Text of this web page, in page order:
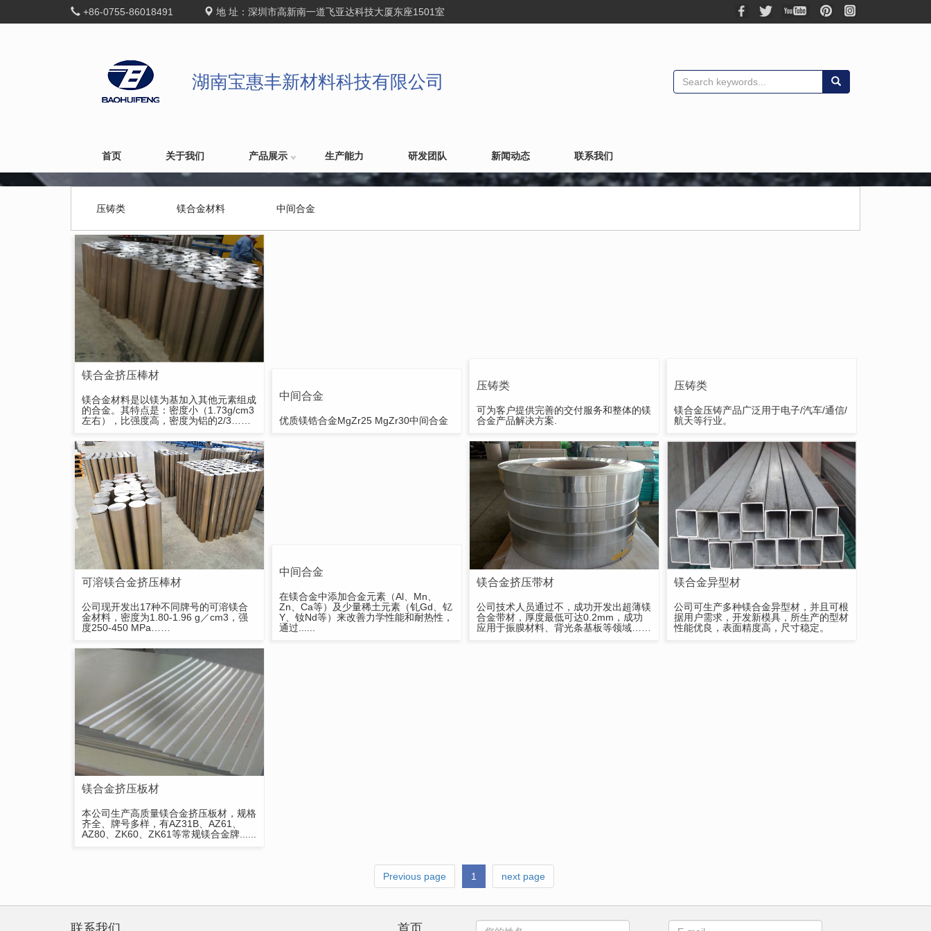
+86-0755-86018491 地 址：深圳市高新南一道飞亚达科技大厦东座1501室
湖南宝惠丰新材料科技有限公司
首页 关于我们 产品展示 生产能力 研发团队 新闻动态 联系我们
压铸类 镁合金材料 中间合金
镁合金挤压棒材
镁合金材料是以镁为基加入其他元素组成
的合金。其特点是：密度小（1.73g/cm3
左右），比强度高，密度为铝的2/3……
中间合金
优质镁锆合金MgZr25 MgZr30中间合金
压铸类
可为客户提供完善的交付服务和整体的镁
合金产品解决方案.
压铸类
镁合金压铸产品广泛用于电子/汽车/通信/
航天等行业。
可溶镁合金挤压棒材
公司现开发出17种不同牌号的可溶镁合
金材料，密度为1.80-1.96 g／cm3，强
度250-450 MPa……
中间合金
在镁合金中添加合金元素（Al、Mn、
Zn、Ca等）及少量稀土元素（钆Gd、钇
Y、钕Nd等）来改善力学性能和耐热性，
通过......
镁合金挤压带材
公司技术人员通过不，成功开发出超薄镁
合金带材，厚度最低可达0.2mm，成功
应用于振膜材料、背光条基板等领域……
镁合金异型材
公司可生产多种镁合金异型材，并且可根
据用户需求，开发新模具，所生产的型材
性能优良，表面精度高，尺寸稳定。
镁合金挤压板材
本公司生产高质量镁合金挤压板材，规格
齐全、牌号多样，有AZ31B、AZ61、
AZ80、ZK60、ZK61等常规镁合金牌......
Previous page 1 next page
联系我们 首页